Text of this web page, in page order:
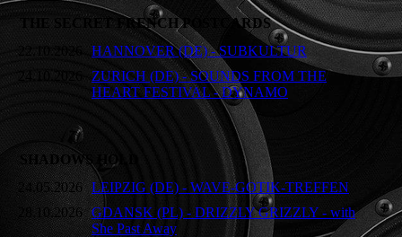
THE SECRET FRENCH POSTCARDS
22.10.2026
HANNOVER (DE) - SUBKULTUR
24.10.2026
ZURICH (DE) - SOUNDS FROM THE
HEART FESTIVAL - DYNAMO
SHADOWS HOLD
24.05.2026 LEIPZIG (DE) - WAVE-GOTIK-TREFFEN
28.10.2026 GDANSK (PL) - DRIZZLY GRIZZLY - with
She Past Away